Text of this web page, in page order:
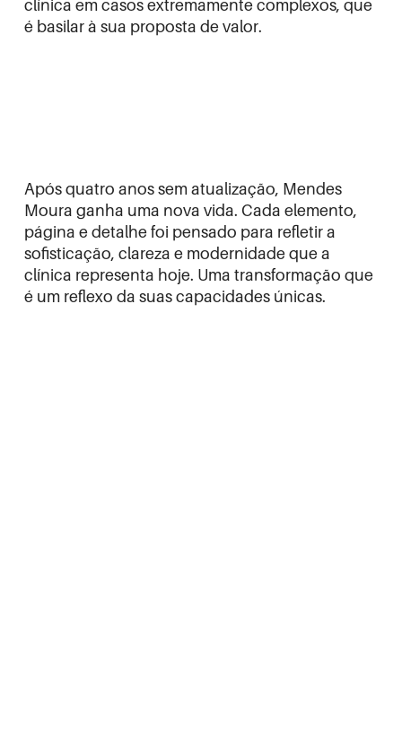
clínica em casos extremamente complexos, que
é basilar à sua proposta de valor.
Após quatro anos sem atualização, Mendes
Moura ganha uma nova vida. Cada elemento,
página e detalhe foi pensado para refletir a
sofisticação, clareza e modernidade que a
clínica representa hoje. Uma transformação que
é um reflexo da suas capacidades únicas.